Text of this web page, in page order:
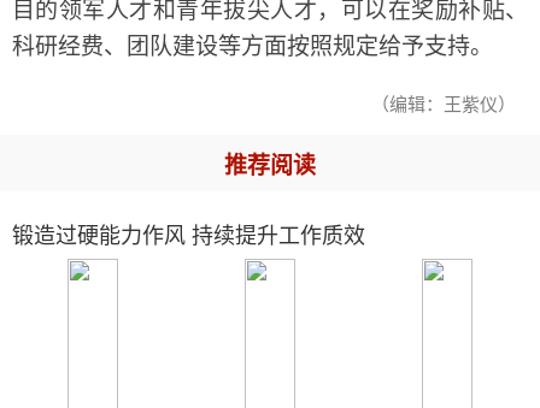
目的领军人才和青年拔尖人才，可以在奖励补贴、
科研经费、团队建设等方面按照规定给予支持。
（编辑：王紫仪）
推荐阅读
锻造过硬能力作风 持续提升工作质效